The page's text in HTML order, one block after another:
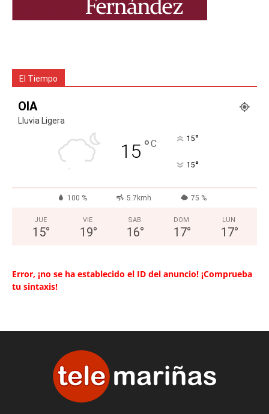
El Tiempo
OIA
Lluvia Ligera
15 °C 15°
15°
100 % 5.7kmh 75 %
JUE
15°
VIE
19°
SAB
16°
DOM
17°
LUN
17°
Error, ¡no se ha establecido el ID del anuncio! ¡Comprueba
tu sintaxis!